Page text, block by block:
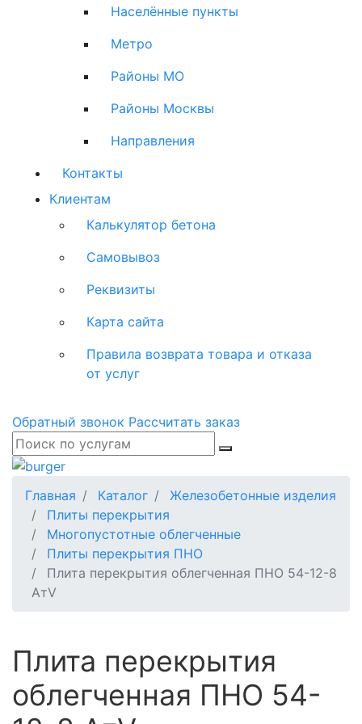
Населённые пункты
Метро
Районы МО
Районы Москвы
Направления
Контакты
Клиентам
Калькулятор бетона
Самовывоз
Реквизиты
Карта сайта
Правила возврата товара и отказа
от услуг
Обратный звонок Рассчитать заказ
Главная Каталог
Железобетонные изделия
Плиты перекрытия
Многопустотные облегченные
Плиты перекрытия ПНО
Плита перекрытия облегченная ПНО 54-12-8
АтV
Плита перекрытия
облегченная ПНО 54-